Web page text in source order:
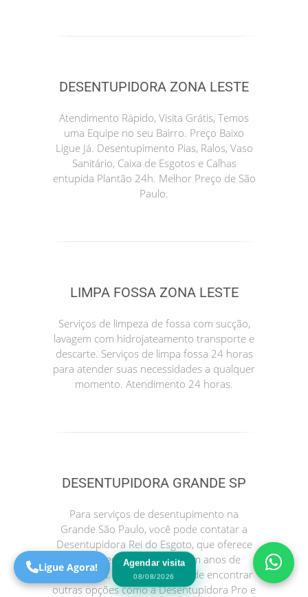
DESENTUPIDORA ZONA LESTE
Atendimento Rápido, Visita Grátis, Temos
uma Equipe no seu Bairro. Preço Baixo
Ligue Já. Desentupimento Pias, Ralos, Vaso
Sanitário, Caixa de Esgotos e Calhas
entupida Plantão 24h. Melhor Preço de São
Paulo.
LIMPA FOSSA ZONA LESTE
Serviços de limpeza de fossa com sucção,
lavagem com hidrojateamento transporte e
descarte. Serviços de limpa fossa 24 horas
para atender suas necessidades a qualquer
momento. Atendimento 24 horas.
DESENTUPIDORA GRANDE SP
Para serviços de desentupimento na
Grande São Paulo, você pode contatar a
Desentupidora Rei do Esgoto, que oferece
atendimento 24 horas e tem anos de
experiência. Você também pode encontrar
outras opções como a Desentupidora Pro e
Agendar visita
08/08/2026
ajuda?
Online
Ligue Agora!